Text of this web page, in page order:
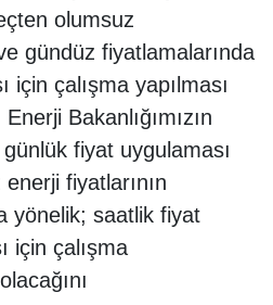
olumsuz
gündüz fiyatlamalarında
için çalışma yapılması
Bakanlığımızın
fiyat uygulaması
fiyatlarının
yönelik; saatlik fiyat
için çalışma